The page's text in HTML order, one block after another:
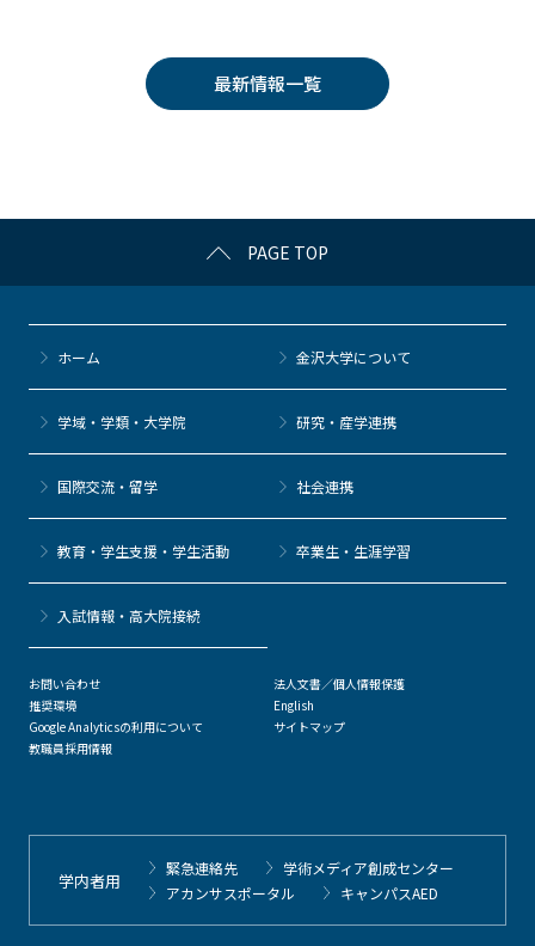
k
erk
et
n
a
最新情報一覧
PAGE TOP
ホーム 金沢大学について
学域・学類・大学院 研究・産学連携
国際交流・留学 社会連携
教育・学生支援・学生活動 卒業生・生涯学習
⼊試情報・高大院接続
お問い合わせ
推奨環境
Google Analyticsの利用について
教職員採用情報
法人文書／個人情報保護
English
サイトマップ
学内者用
緊急連絡先
学術メディア創成センター
アカンサスポータル
キャンパスAED